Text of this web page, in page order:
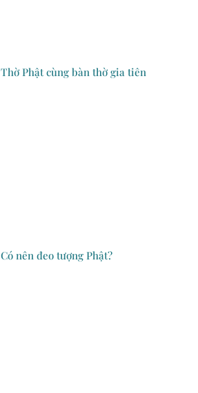
Thờ Phật cùng bàn thờ gia tiên
Có nên đeo tượng Phật?